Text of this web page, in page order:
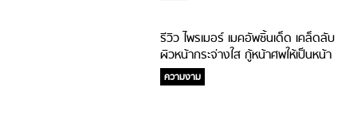
รีวิว ไพรเมอร์ เมคอัพชิ้นเด็ด เคล็ดลับ
ผิวหน้ากระจ่างใส กู้หน้าศพให้เป็นหน้า
สวย
ความงาม